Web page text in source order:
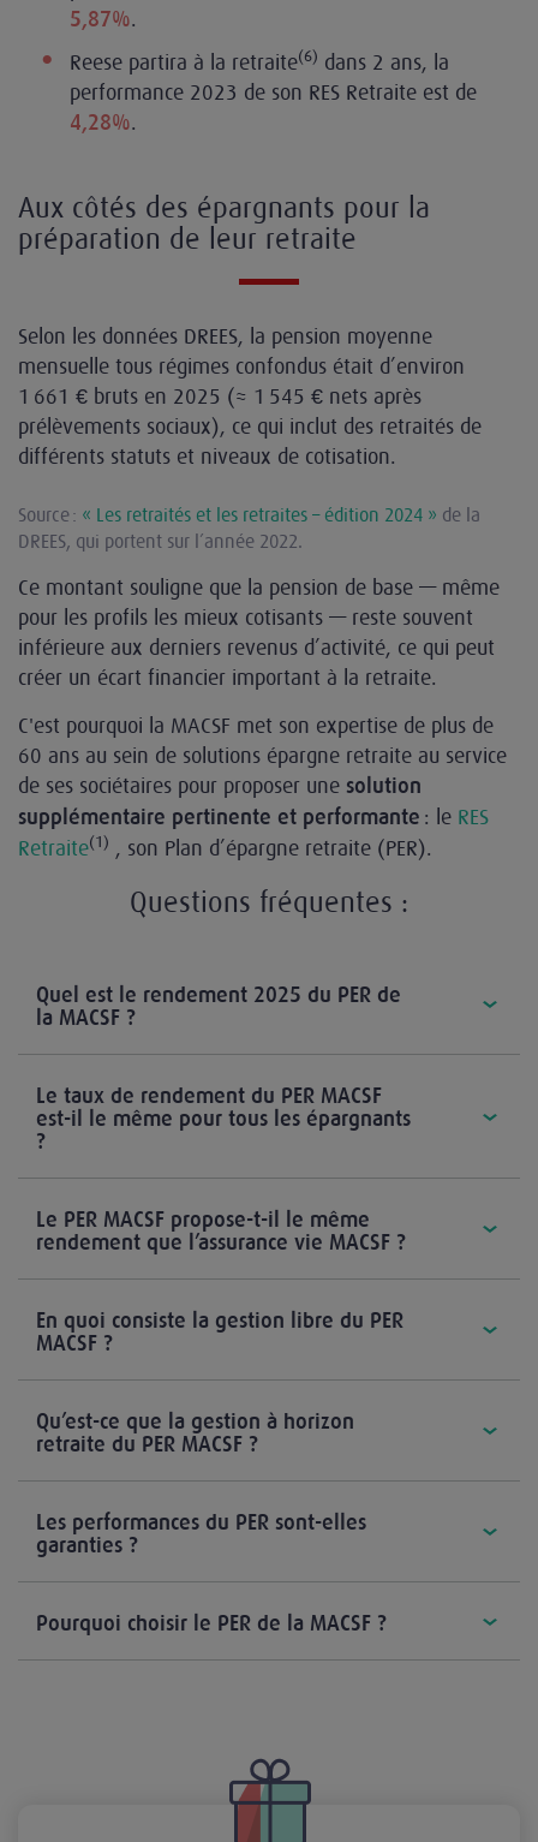
5,87%.
Reese partira à la retraite(6) dans 2 ans, la
performance 2023 de son RES Retraite est de
4,28%.
Aux côtés des épargnants pour la
préparation de leur retraite
Selon les données DREES, la pension moyenne
mensuelle tous régimes confondus était d’environ
1 661 € bruts en 2025 (≈ 1 545 € nets après
prélèvements sociaux), ce qui inclut des retraités de
différents statuts et niveaux de cotisation.
Source : « Les retraités et les retraites – édition 2024 » de la
DREES, qui portent sur l’année 2022.
Ce montant souligne que la pension de base — même
pour les profils les mieux cotisants — reste souvent
inférieure aux derniers revenus d’activité, ce qui peut
créer un écart financier important à la retraite.
C'est pourquoi la MACSF met son expertise de plus de
60 ans au sein de solutions épargne retraite au service
de ses sociétaires pour proposer une solution
supplémentaire pertinente et performante : le RES
Retraite(1) , son Plan d’épargne retraite (PER).
Questions fréquentes :
Quel est le rendement 2025 du PER de
la MACSF ?
Le taux de rendement du PER MACSF
est-il le même pour tous les épargnants
?
Le PER MACSF propose-t-il le même
rendement que l’assurance vie MACSF ?
En quoi consiste la gestion libre du PER
MACSF ?
Qu’est-ce que la gestion à horizon
retraite du PER MACSF ?
Les performances du PER sont-elles
garanties ?
Pourquoi choisir le PER de la MACSF ?